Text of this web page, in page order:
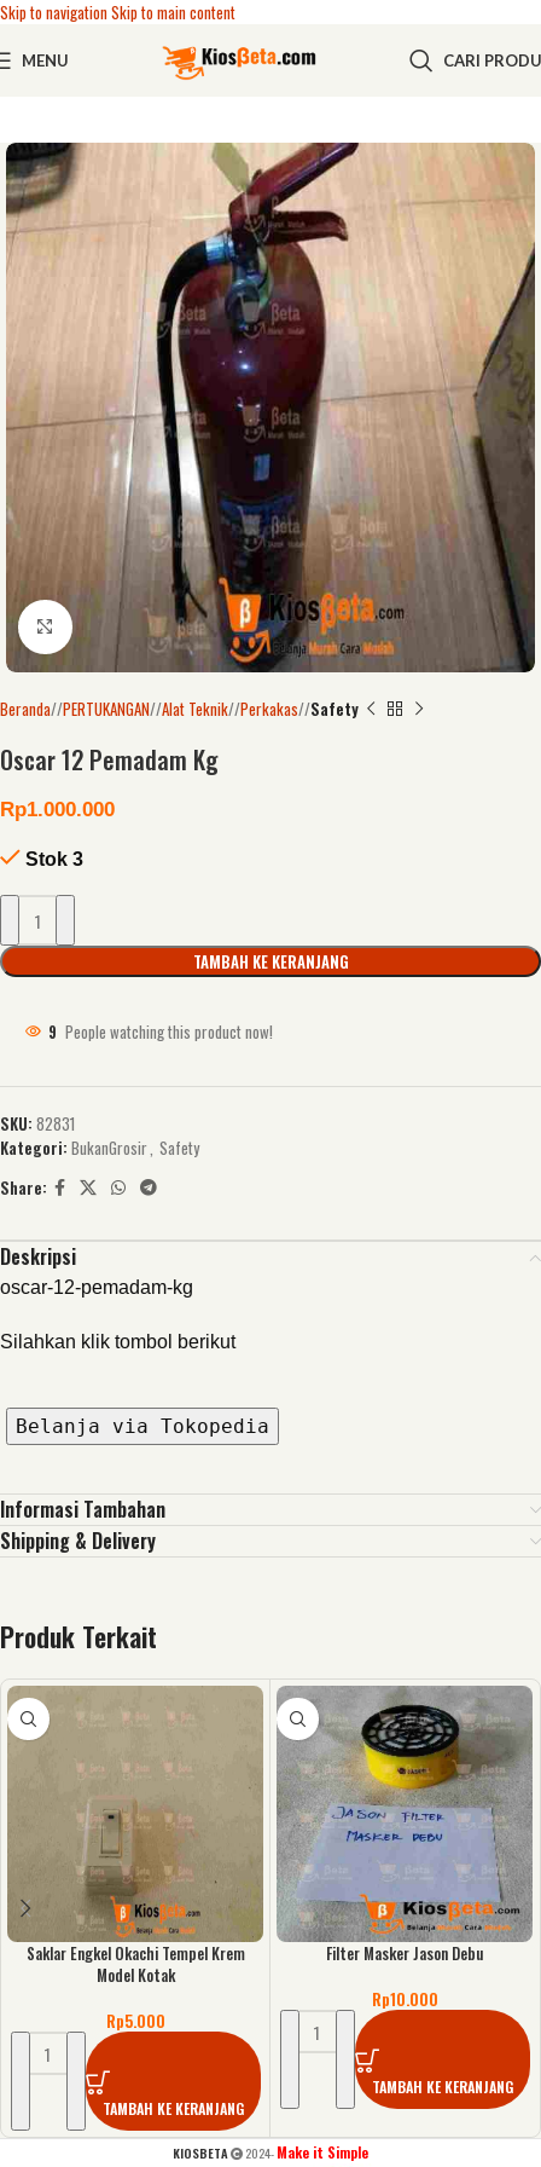
Skip to navigationSkip to main content
MENU CARI
Click to enlarge
Beranda/ PERTUKANGAN/ Alat Teknik/ Perkakas/ Safety
Oscar 12 Pemadam Kg
Rp1.000.000
Stok 3
TAMBAH KE KERANJANG
9 People watching this product now!
SKU: 82831
Kategori: BukanGrosir, Safety
Share:
Deskripsi
oscar-12-pemadam-kg
Silahkan klik tombol berikut
Belanja via Tokopedia
Informasi Tambahan
Shipping & Delivery
Produk Terkait
Saklar Engkel Okachi Tempel Krem
Model Kotak
Rp5.000
TAMBAH KE KERANJANG
Filter Masker Jason Debu
Rp10.000
TAMBAH KE KERANJANG
KIOSBETA 2024- Make it Simple